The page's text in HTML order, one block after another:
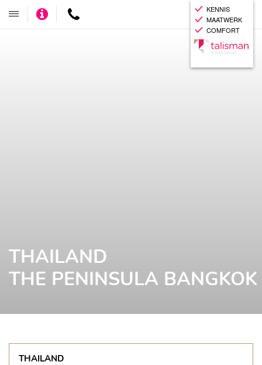
KENNIS
MAATWERK
COMFORT
Toggle
navigatie
Adviseer Contact
THAILAND
THE PENINSULA BANGKOK
THAILAND